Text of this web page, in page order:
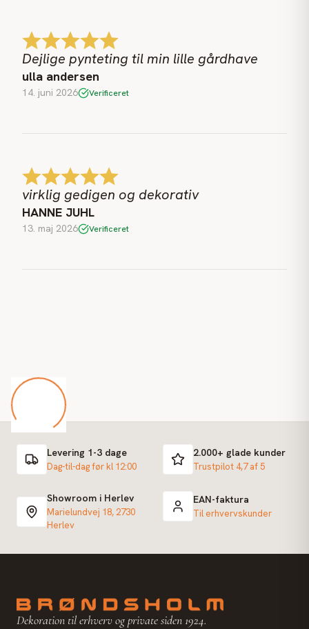
Dejlige pynteting til min lille gårdhave
ulla andersen
14. juni 2026 Verificeret
virklig gedigen og dekorativ
HANNE JUHL
13. maj 2026 Verificeret
Levering 1-3 dage
Dag-til-dag før kl 12:00
2.000+ glade kunder
Trustpilot 4,7 af 5
Showroom i Herlev
Marielundvej 18, 2730
Herlev
EAN-faktura
Til erhvervskunder
Dekoration til erhverv og private siden 1924.